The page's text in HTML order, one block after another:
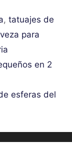
,tatuajes de
para
en 2
esferas del